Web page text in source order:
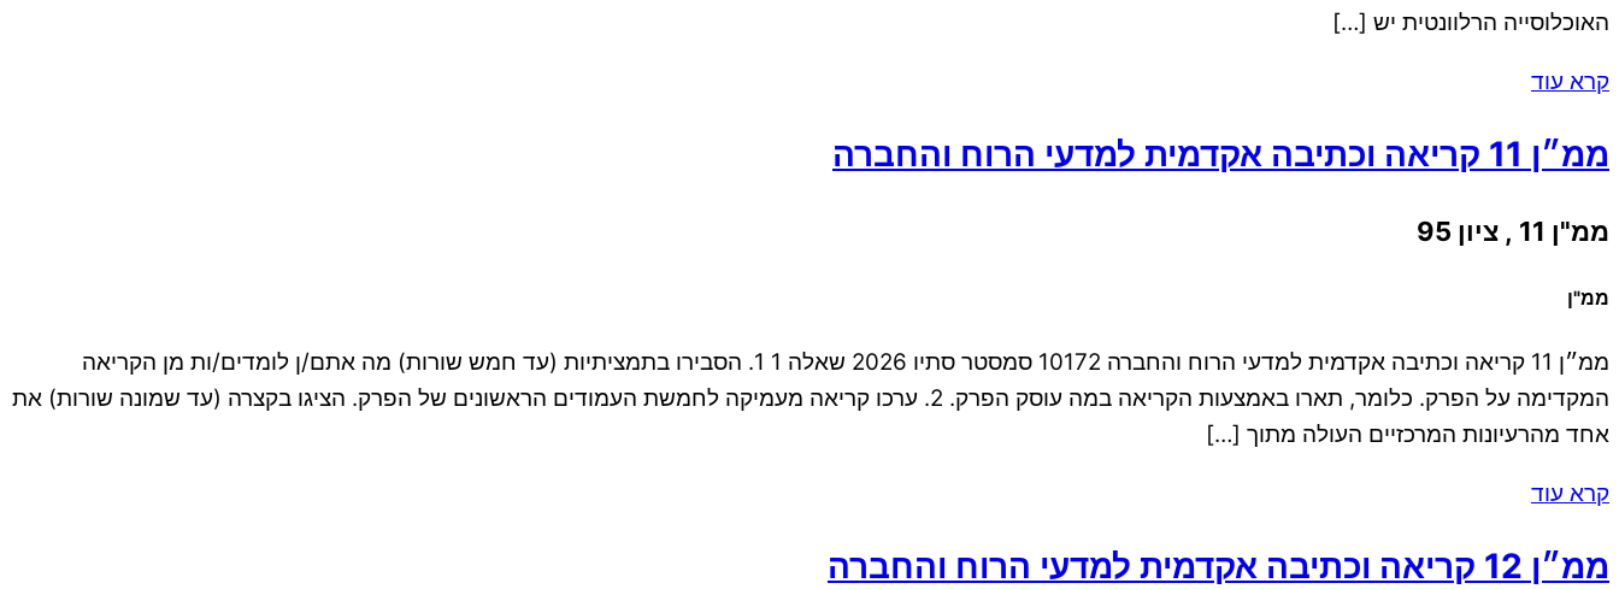
האוכלוסייה הרלוונטית יש […]
קרא עוד
ממ״ן 11 קריאה וכתיבה אקדמית למדעי הרוח והחברה
ממ"ן 11 , ציון 95
ממ"ן
ממ״ן 11 קריאה וכתיבה אקדמית למדעי הרוח והחברה 10172 סמסטר סתיו 2026 שאלה 1 1. הסבירו בתמציתיות (עד חמש שורות) מה אתם/ן לומדים/ות מן הקריאה
המקדימה על הפרק. כלומר, תארו באמצעות הקריאה במה עוסק הפרק. 2. ערכו קריאה מעמיקה לחמשת העמודים הראשונים של הפרק. הציגו בקצרה (עד שמונה שורות) את
אחד מהרעיונות המרכזיים העולה מתוך […]
קרא עוד
ממ״ן 12 קריאה וכתיבה אקדמית למדעי הרוח והחברה